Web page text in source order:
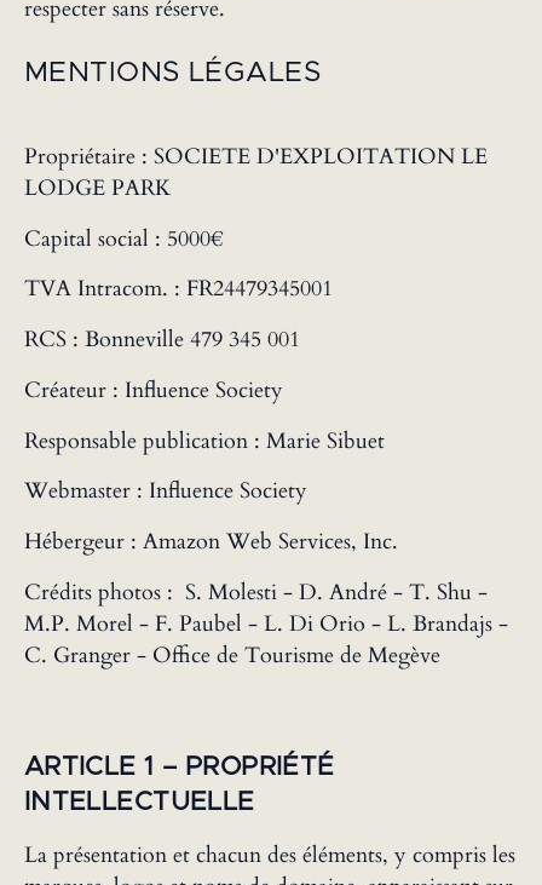
respecter sans réserve.
MENTIONS LÉGALES
Propriétaire : SOCIETE D'EXPLOITATION LE
LODGE PARK
Capital social : 5000€
TVA Intracom. : FR24479345001
RCS : Bonneville 479 345 001
Créateur : Influence Society
Responsable publication : Marie Sibuet
Webmaster : Influence Society
Hébergeur : Amazon Web Services, Inc.
Crédits photos : S. Molesti - D. André - T. Shu -
M.P. Morel - F. Paubel - L. Di Orio - L. Brandajs -
C. Granger - Office de Tourisme de Megève
‍ARTICLE 1 – PROPRIÉTÉ
INTELLECTUELLE
La présentation et chacun des éléments, y compris les